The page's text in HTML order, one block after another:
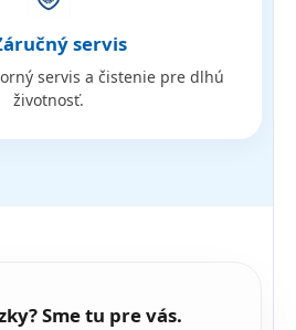
servis
servis a čistenie pre dlhú
životnosť.
Sme tu pre vás.